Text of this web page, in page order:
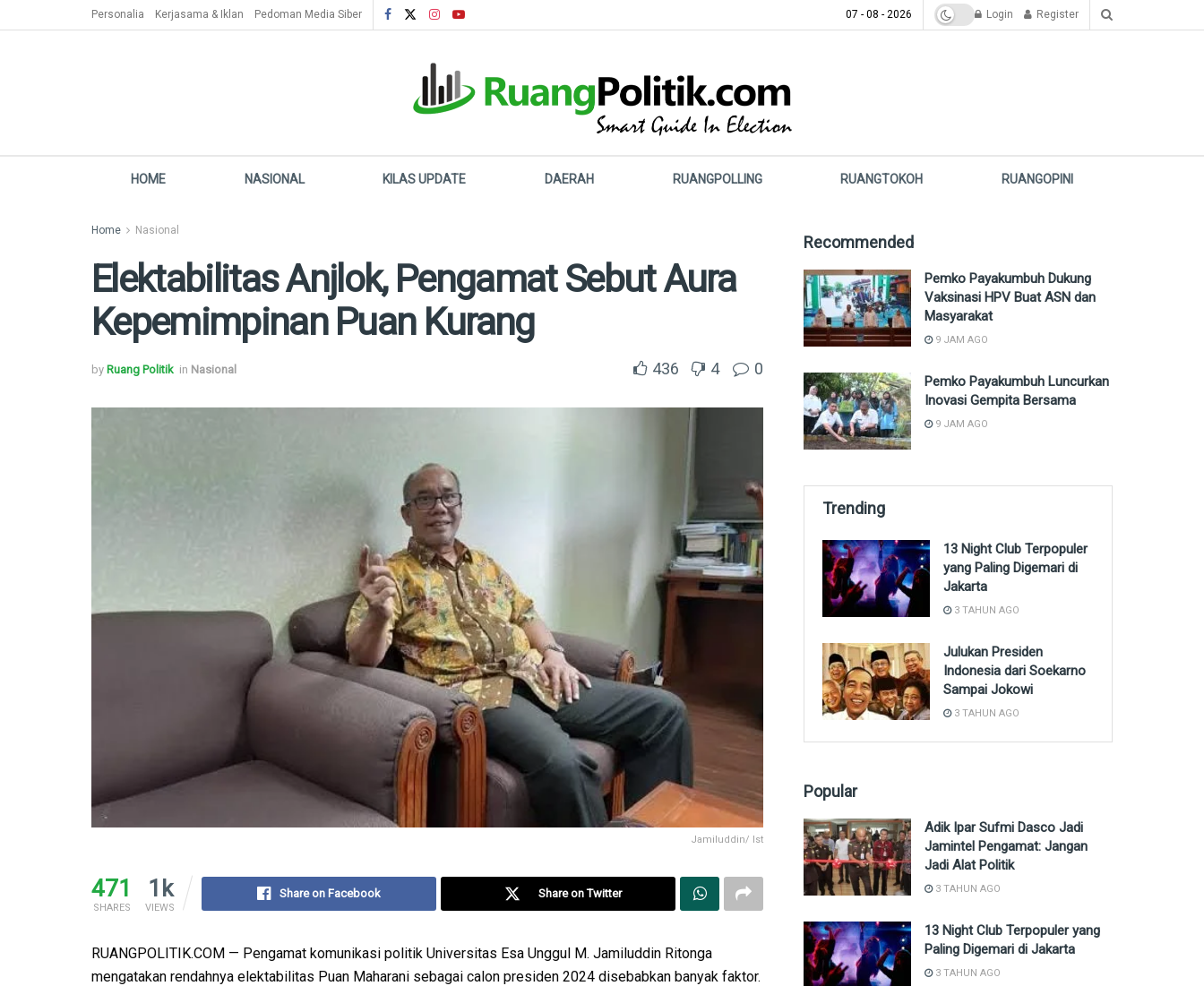
Personalia Kerjasama & Iklan Pedoman Media Siber 07 - 08 - 2026 Login Register
HOME NASIONAL KILAS UPDATE DAERAH RUANGPOLLING RUANGTOKOH RUANGOPINI
Home Nasional
Elektabilitas Anjlok, Pengamat Sebut Aura
Kepemimpinan Puan Kurang
by Ruang Politik in Nasional 436 4 0
Jamiluddin/ Ist
471
SHARES
1k
VIEWS
Share on Facebook Share on Twitter
RUANGPOLITIK.COM — Pengamat komunikasi politik Universitas Esa Unggul M. Jamiluddin Ritonga
mengatakan rendahnya elektabilitas Puan Maharani sebagai calon presiden 2024 disebabkan banyak faktor.
Recommended
Pemko Payakumbuh Dukung
Vaksinasi HPV Buat ASN dan
Masyarakat
9 JAM AGO
Pemko Payakumbuh Luncurkan
Inovasi Gempita Bersama
9 JAM AGO
Trending
13 Night Club Terpopuler
yang Paling Digemari di
Jakarta
3 TAHUN AGO
Julukan Presiden
Indonesia dari Soekarno
Sampai Jokowi
3 TAHUN AGO
Popular
Adik Ipar Sufmi Dasco Jadi
Jamintel Pengamat: Jangan
Jadi Alat Politik
3 TAHUN AGO
13 Night Club Terpopuler yang
Paling Digemari di Jakarta
3 TAHUN AGO